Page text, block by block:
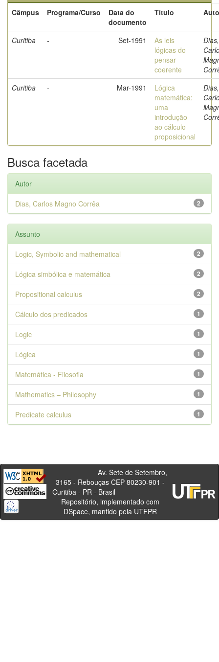
Câmpus
Programa/Curso
Data do
documento
Título
Curitiba - Set-1991
As leis
lógicas do
pensar
coerente
Dias,
Curitiba
- Mar-1991
Lógica
matemática:
uma
introdução
ao cálculo
proposicional
Dias,
Busca facetada
Autor
2
Dias, Carlos Magno Corrêa
Assunto
2
Logic, Symbolic and mathematical
2
Lógica simbólica e matemática
2
Propositional calculus
1
Cálculo dos predicados
1
Logic
1
Lógica
1
Matemática - Filosofia
1
Mathematics – Philosophy
1
Predicate calculus
Av. Sete de Setembro,
3165 - Rebouças CEP 80230-901 -
Curitiba - PR - Brasil
Repositório, implementado com
DSpace, mantido pela UTFPR